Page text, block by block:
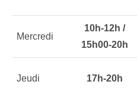
Mercredi
10h-12h /
15h00-20h
Jeudi 17h-20h